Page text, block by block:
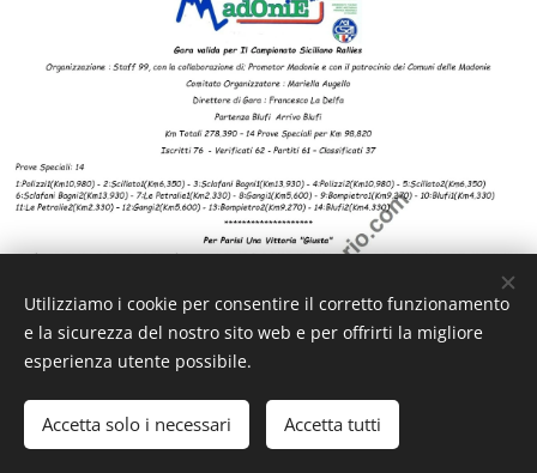
Utilizziamo i cookie per consentire il corretto funzionamento
e la sicurezza del nostro sito web e per offrirti la migliore
esperienza utente possibile.
Accetta solo i necessari Accetta tutti